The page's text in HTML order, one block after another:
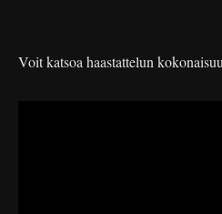
Voit katsoa haastattelun